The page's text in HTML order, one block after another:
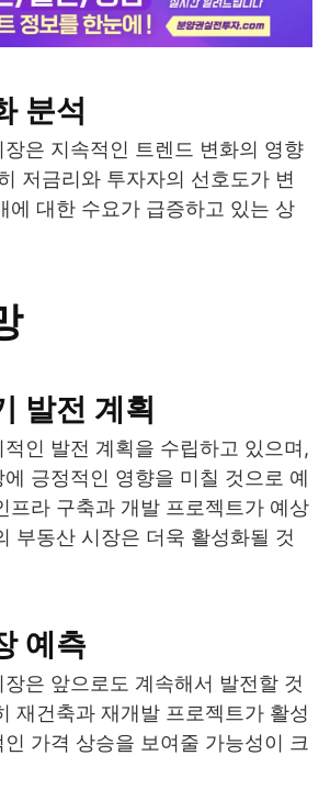
분석
은 지속적인 트렌드 변화의 영향
저금리와 투자자의 선호도가 변
에 대한 수요가 급증하고 있는 상
발전 계획
인 발전 계획을 수립하고 있으며,
긍정적인 영향을 미칠 것으로 예
프라 구축과 개발 프로젝트가 예상
부동산 시장은 더욱 활성화될 것
예측
은 앞으로도 계속해서 발전할 것
재건축과 재개발 프로젝트가 활성
가격 상승을 보여줄 가능성이 크